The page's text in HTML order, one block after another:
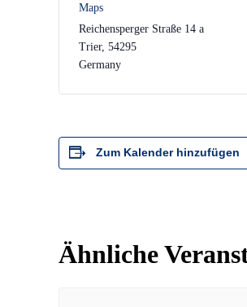
Maps
Reichensperger Straße 14 a
Trier, 54295
Germany
Zum Kalender hinzufügen
Ähnliche